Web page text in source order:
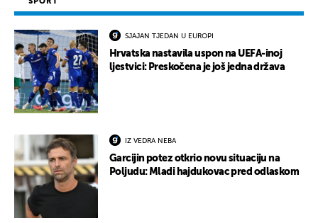
SJAJAN TJEDAN U EUROPI
Hrvatska nastavila uspon na UEFA-inoj
ljestvici: Preskočena je još jedna država
IZ VEDRA NEBA
Garcijin potez otkrio novu situaciju na
Poljudu: Mladi hajdukovac pred odlaskom